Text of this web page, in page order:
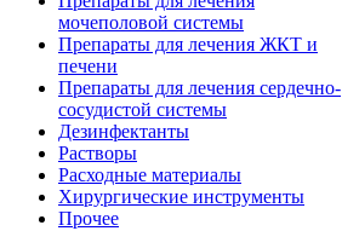
мочеполовой системы
Препараты для лечения ЖКТ и
печени
Препараты для лечения сердечно-
сосудистой системы
Дезинфектанты
Растворы
Расходные материалы
Хирургические инструменты
Прочее